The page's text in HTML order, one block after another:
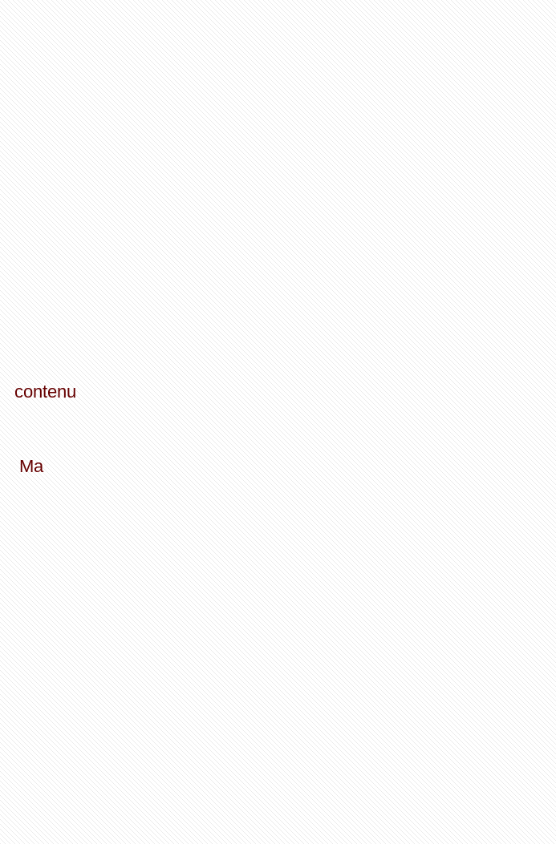
contenu
Ma